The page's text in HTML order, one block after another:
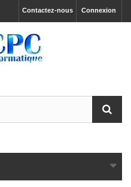
Connexion
Contactez-nous